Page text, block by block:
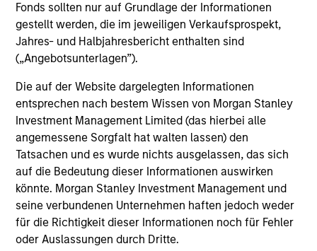
Fonds sollten nur auf Grundlage der Informationen
gestellt werden, die im jeweiligen Verkaufsprospekt,
Jahres- und Halbjahresbericht enthalten sind
(„Angebotsunterlagen”).
Die auf der Website dargelegten Informationen
entsprechen nach bestem Wissen von Morgan Stanley
Investment Management Limited (das hierbei alle
angemessene Sorgfalt hat walten lassen) den
Tatsachen und es wurde nichts ausgelassen, das sich
auf die Bedeutung dieser Informationen auswirken
könnte. Morgan Stanley Investment Management und
seine verbundenen Unternehmen haften jedoch weder
für die Richtigkeit dieser Informationen noch für Fehler
oder Auslassungen durch Dritte.
assets, helping offset risk in a diversified portfolio.
Investment Approach
We invest in high quality securitized bonds with stable
and predictable cash flows and low credit and event risk.
These types of securities can produce consistent returns
and preserve capital during times of capital market
uncertainty. We seek to provide liquidity in all markets
and deliver a consistent return profile with a low
correlation to risk assets, helping offset risk in a